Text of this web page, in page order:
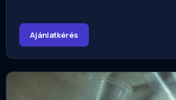
Ajánlatkérés